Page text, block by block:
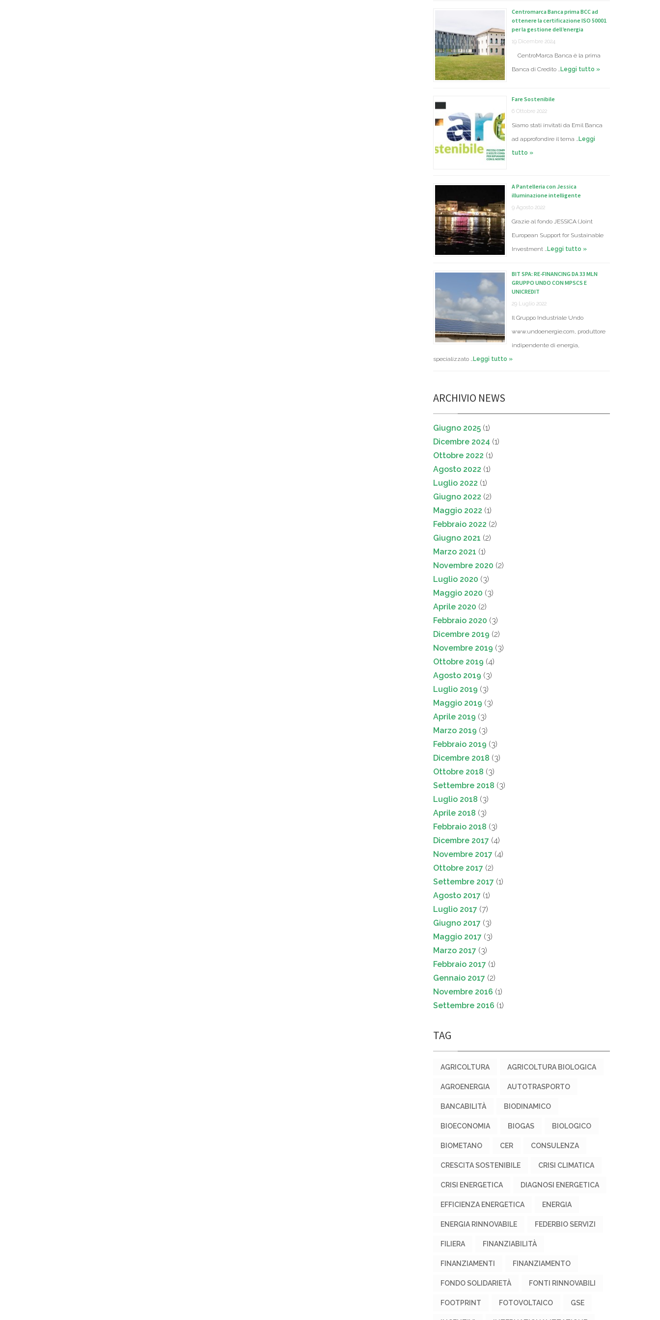
Centromarca Banca prima BCC ad
ottenere la certificazione ISO 50001
per la gestione dell’energia
19 Dicembre 2024
CentroMarca Banca è la prima
Banca di Credito …Leggi tutto »
Fare Sostenibile
6 Ottobre 2022
Siamo stati invitati da Emil Banca
ad approfondire il tema …Leggi
tutto »
A Pantelleria con Jessica
illuminazione intelligente
9 Agosto 2022
Grazie al fondo JESSICA (Joint
European Support for Sustainable
Investment …Leggi tutto »
BIT SPA: RE-FINANCING DA 33 MLN
GRUPPO UNDO CON MPSCS E
UNICREDIT
29 Luglio 2022
Il Gruppo Industriale Undo
www.undoenergie.com, produttore
indipendente di energia,
specializzato …Leggi tutto »
ARCHIVIO NEWS
Giugno 2025 (1)
Dicembre 2024 (1)
Ottobre 2022 (1)
Agosto 2022 (1)
Luglio 2022 (1)
Giugno 2022 (2)
Maggio 2022 (1)
Febbraio 2022 (2)
Giugno 2021 (2)
Marzo 2021 (1)
Novembre 2020 (2)
Luglio 2020 (3)
Maggio 2020 (3)
Aprile 2020 (2)
Febbraio 2020 (3)
Dicembre 2019 (2)
Novembre 2019 (3)
Ottobre 2019 (4)
Agosto 2019 (3)
Luglio 2019 (3)
Maggio 2019 (3)
Aprile 2019 (3)
Marzo 2019 (3)
Febbraio 2019 (3)
Dicembre 2018 (3)
Ottobre 2018 (3)
Settembre 2018 (3)
Luglio 2018 (3)
Aprile 2018 (3)
Febbraio 2018 (3)
Dicembre 2017 (4)
Novembre 2017 (4)
Ottobre 2017 (2)
Settembre 2017 (1)
Agosto 2017 (1)
Luglio 2017 (7)
Giugno 2017 (3)
Maggio 2017 (3)
Marzo 2017 (3)
Febbraio 2017 (1)
Gennaio 2017 (2)
Novembre 2016 (1)
Settembre 2016 (1)
TAG
AGRICOLTURA AGRICOLTURA BIOLOGICA
AGROENERGIA AUTOTRASPORTO
BANCABILITÀ BIODINAMICO
BIOECONOMIA BIOGAS BIOLOGICO
BIOMETANO CER CONSULENZA
CRESCITA SOSTENIBILE CRISI CLIMATICA
CRISI ENERGETICA DIAGNOSI ENERGETICA
EFFICIENZA ENERGETICA ENERGIA
ENERGIA RINNOVABILE FEDERBIO SERVIZI
FILIERA FINANZIABILITÀ
FINANZIAMENTI FINANZIAMENTO
FONDO SOLIDARIETÀ FONTI RINNOVABILI
FOOTPRINT FOTOVOLTAICO GSE